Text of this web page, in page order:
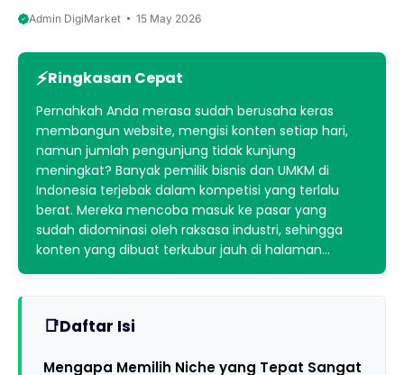
Admin DigiMarket 15 May 2026
Ringkasan Cepat
Pernahkah Anda merasa sudah berusaha keras
membangun website, mengisi konten setiap hari,
namun jumlah pengunjung tidak kunjung
meningkat? Banyak pemilik bisnis dan UMKM di
Indonesia terjebak dalam kompetisi yang terlalu
berat. Mereka mencoba masuk ke pasar yang
sudah didominasi oleh raksasa industri, sehingga
konten yang dibuat terkubur jauh di halaman…
Daftar Isi
Mengapa Memilih Niche yang Tepat Sangat